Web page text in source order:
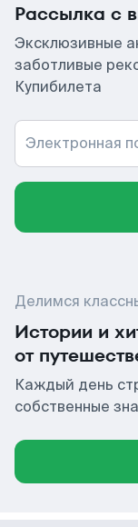
Рассылка с
Эксклюзивные
заботливые
Купибилета
Электронная
Делимся
Истории и
от
Каждый день
собственные